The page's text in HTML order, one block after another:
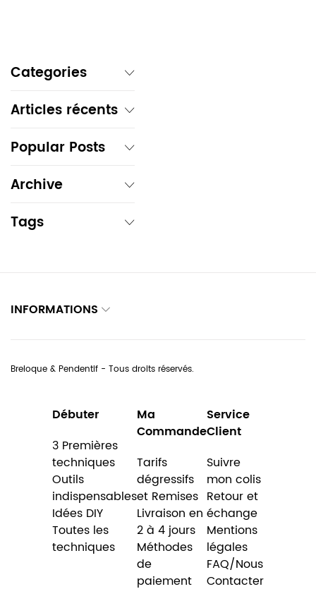
Categories
Articles récents
Popular Posts
Archive
Tags
INFORMATIONS
Breloque & Pendentif - Tous droits réservés.
Débuter
3 Premières
techniques
Outils
indispensables
Idées DIY
Toutes les
techniques
Ma
Commande
Tarifs
dégressifs
et Remises
Livraison en
2 à 4 jours
Méthodes
de
paiement
Service
Client
Suivre
mon colis
Retour et
échange
Mentions
légales
FAQ/Nous
Contacter